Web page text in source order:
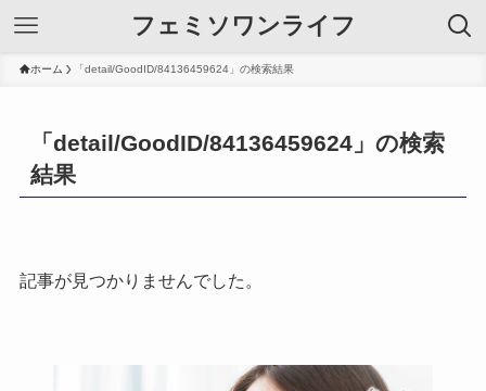
フェミソワンライフ
ホーム 「detail/GoodID/84136459624」の検索結果
「detail/GoodID/84136459624」の検索
結果
記事が見つかりませんでした。